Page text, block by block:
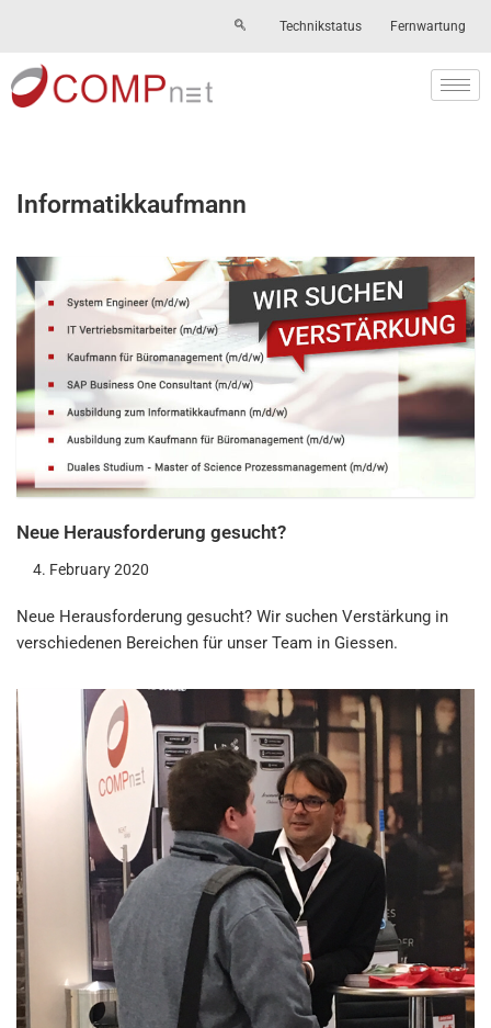
Skip
to
content
Technikstatus Fernwartung
Informatikkaufmann
Neue Herausforderung gesucht?
4. February 2020
Neue Herausforderung gesucht? Wir suchen Verstärkung in
verschiedenen Bereichen für unser Team in Giessen.